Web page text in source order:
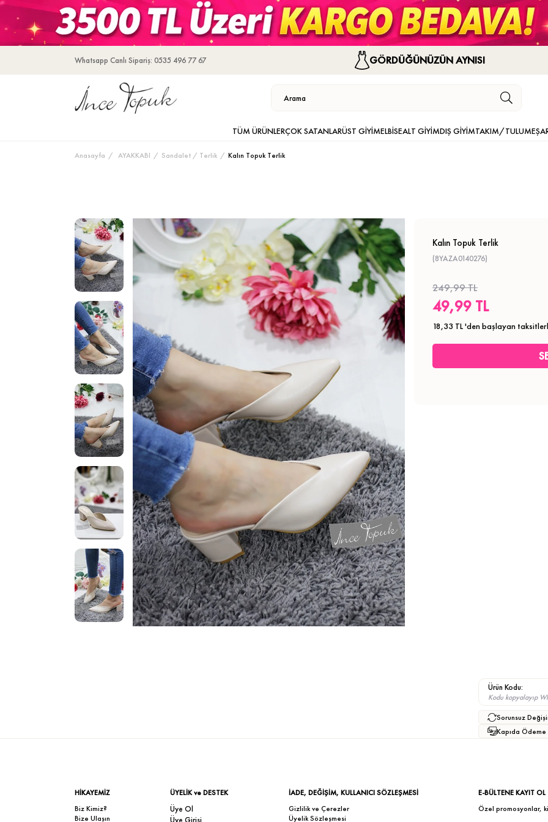
Whatsapp Canlı Sipariş: 0535 496 77 67 GÖRDÜĞÜNÜZÜN AYNISI
TÜM ÜRÜNLERÇOK SATANLARÜST GİYİMELBİSEALT GİYİMDIŞ GİYİMTAKIM/TULUM
Anasayfa AYAKKABI Sandalet / Terlik Kalın Topuk Terlik
Kalın Topuk Terlik
(8YAZA0140276)
249,99 TL
49,99 TL
18,33 TL'den başlayan
Ürün Kodu:
Kodu kopyalayıp
Sorunsuz
Kapıda Ödeme
HİKAYEMİZ
Biz Kimiz?
Bize Ulaşın
ÜYELİK ve DESTEK
Üye Ol
İADE, DEĞİŞİM, KULLANICI SÖZLEŞMESİ
Gizlilik ve Çerezler
Üyelik Sözleşmesi
E-BÜLTENE KAYIT OL
Özel promosyonlar,